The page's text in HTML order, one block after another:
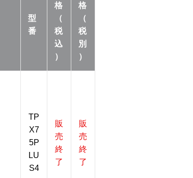
型
番
格
（
税
込
）
格
（
税
別
）
TP
X7
5P
LU
S4
販
売
終
了
販
売
終
了